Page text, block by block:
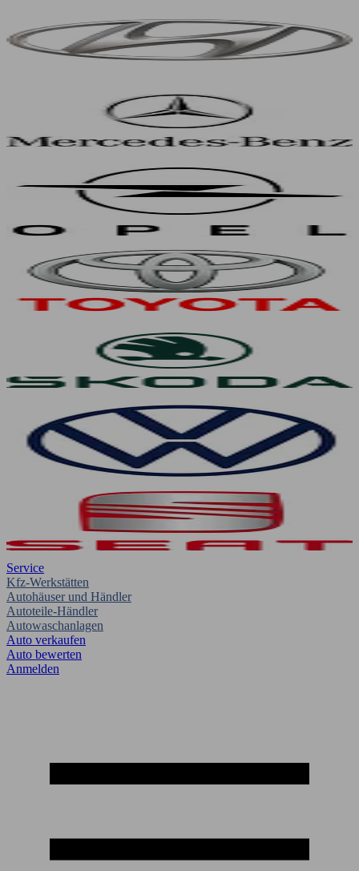
Service
Kfz-Werkstätten
Autohäuser und Händler
Autoteile-Händler
Autowaschanlagen
Auto verkaufen
Auto bewerten
Anmelden